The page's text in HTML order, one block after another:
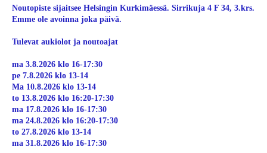
Noutopiste sijaitsee Helsingin Kurkimäessä. Sirrikuja 4 F 34, 3.krs.
Emme ole avoinna joka päivä.
Tulevat aukiolot ja noutoajat
ma 3.8.2026 klo 16-17:30
pe 7.8.2026 klo 13-14
Ma 10.8.2026 klo 13-14
to 13.8.2026 klo 16:20-17:30
ma 17.8.2026 klo 16-17:30
ma 24.8.2026 klo 16:20-17:30
to 27.8.2026 klo 13-14
ma 31.8.2026 klo 16-17:30